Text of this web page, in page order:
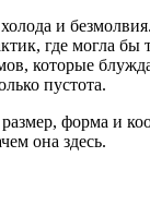
и
где могла бы
которые
пустота.
размер, форма и
она здесь.